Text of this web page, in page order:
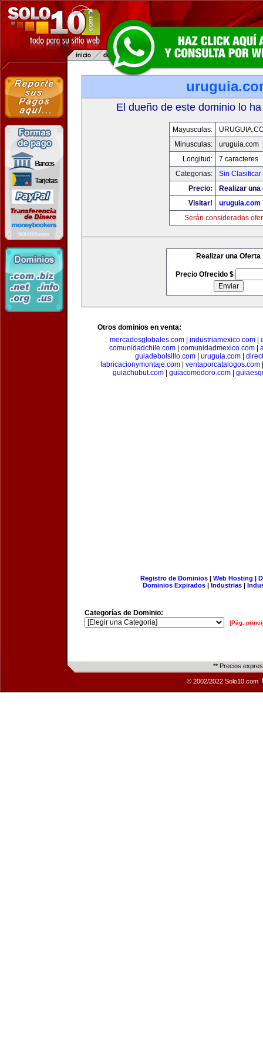
El dueño de este dominio lo
Mayusculas:
Minusculas:
uruguia.com
Longitud:
7 caracteres
Categorias:
Sin Clasificar
Precio:
Realizar
Visitar!
uruguia.com
Serán consideradas
Realizar una Oferta
Precio Ofrecido $
Otros dominios en venta:
mercadosglobales.com| industriamexico.com|
comunidadchile.com
comunidadmexico.com
guiadebolsillo.com| uruguia.com|
fabricacionymontaje.com| ventaporcatalogos.com
guiachubut.com
guiacomodoro.com
Registro de Dominios| Web Hosting |
Dominios Expirados | Industrias |
Categorías de Dominio:
[Pág.
** Precios
© 2002/2022 Solo10.com